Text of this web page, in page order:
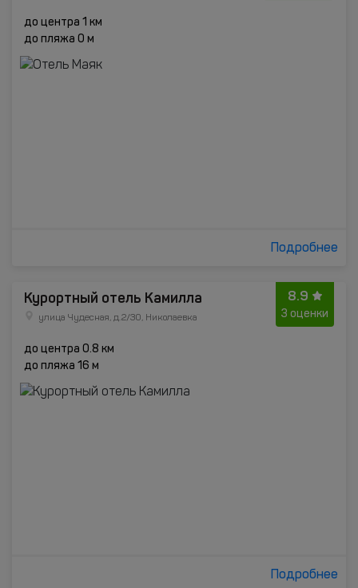
до центра 1 км
до пляжа 0 м
Подробнее
8.9
3 оценки
Курортный отель Камилла
улица Чудесная, д.2/30, Николаевка
до центра 0.8 км
до пляжа 16 м
Подробнее